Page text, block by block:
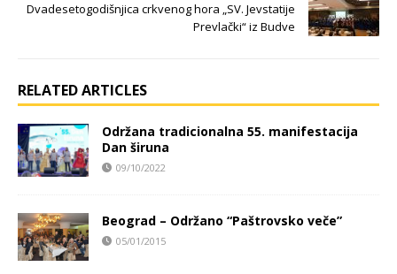
Dvadesetogodišnjica crkvenog hora „SV. Jevstatije
Prevlački“ iz Budve
RELATED ARTICLES
Održana tradicionalna 55. manifestacija
Dan širuna
09/10/2022
Beograd – Održano “Paštrovsko veče”
05/01/2015